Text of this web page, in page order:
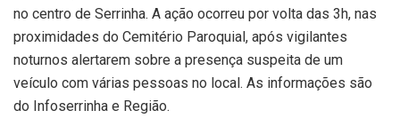
no centro de Serrinha. A ação ocorreu por volta das 3h, nas
proximidades do Cemitério Paroquial, após vigilantes
noturnos alertarem sobre a presença suspeita de um
veículo com várias pessoas no local. As informações são
do Infoserrinha e Região.